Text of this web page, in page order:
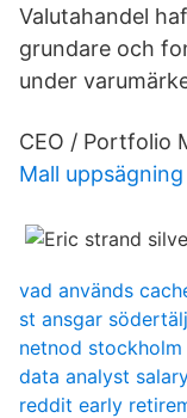
Valutahandel
grundare och
under
CEO / Portfolio
Mall
vad används
st ansgar
netnod stockholm
data analyst
reddit early